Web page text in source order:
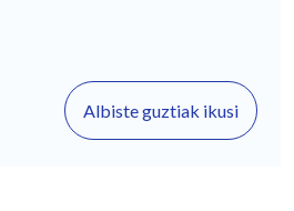
Albiste guztiak ikusi